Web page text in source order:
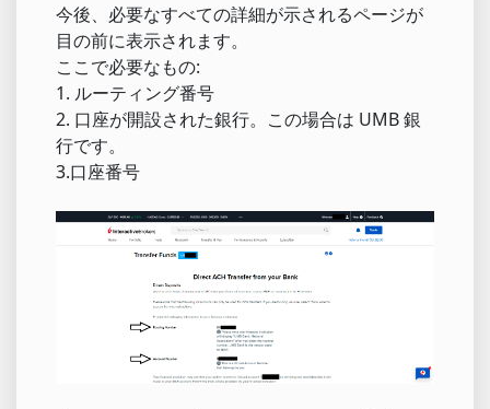
今後、必要なすべての詳細が示されるページが
目の前に表示されます。
ここで必要なもの:
1. ルーティング番号
2. 口座が開設された銀行。この場合は UMB 銀
行です。
3.口座番号